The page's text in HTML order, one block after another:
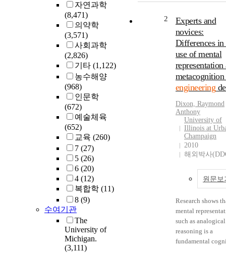
자연과학
(8,471)
의약학
(3,571)
사회과학
(2,826)
기타 (1,122)
농수해양
(968)
인문학
(672)
예술체육
(652)
교육 (260)
7 (27)
5 (26)
6 (20)
4 (12)
복합학 (11)
8 (9)
수여기관
The
University of
Michigan.
(3,111)
environmental
performance.
Developing an
to evaluate the
influence of these
policies on firm
decisions requires
modeling both the
side of the
industry well. A
body of literature
economics
modeling
preferences and
decision-making,
econometrically
representing
engineering
that govern design
decisions remains
challenge. The
engineering
2
Experts and
novices:
Differences in
use of mental
representation
engineering
Dixon, Raymond
Anthony
University of
Illinois at
Champaign
2010
해외박사
원문보
Research shows
mental
such as analogical
reasoning is a
fundamental